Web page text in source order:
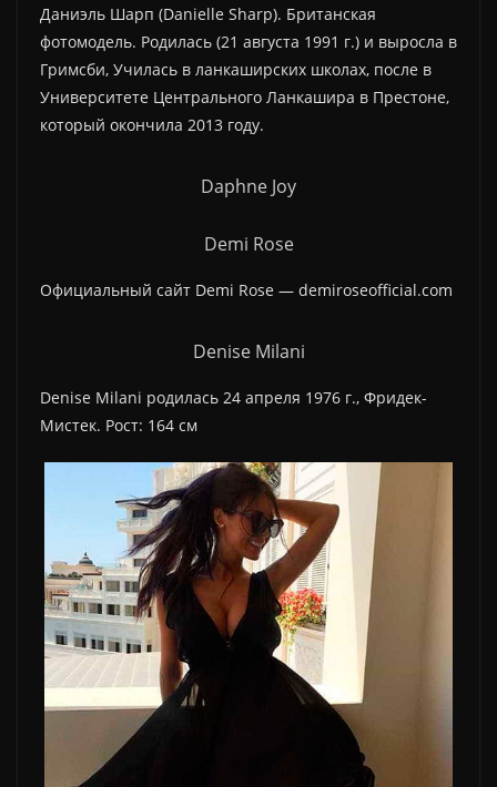
Даниэль Шарп (Danielle Sharp). Британская
фотомодель. Родилась (21 августа 1991 г.) и выросла в
Гримсби, Училась в ланкаширских школах, после в
Университете Центрального Ланкашира в Престоне,
который окончила 2013 году.
Daphne Joy
Demi Rose
Официальный сайт Demi Rose — demiroseofficial.com
Denise Milani
Denise Milani родилась 24 апреля 1976 г., Фридек-
Мистек. Рост: 164 см